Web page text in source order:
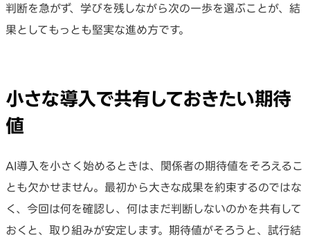
判断を急がず、学びを残しながら次の一歩を選ぶことが、結
果としてもっとも堅実な進め方です。
小さな導入で共有しておきたい期待
値
AI導入を小さく始めるときは、関係者の期待値をそろえるこ
とも欠かせません。最初から大きな成果を約束するのではな
く、今回は何を確認し、何はまだ判断しないのかを共有して
おくと、取り組みが安定します。期待値がそろうと、試行結